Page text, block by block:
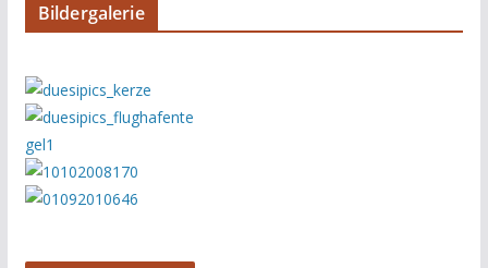
Bildergalerie